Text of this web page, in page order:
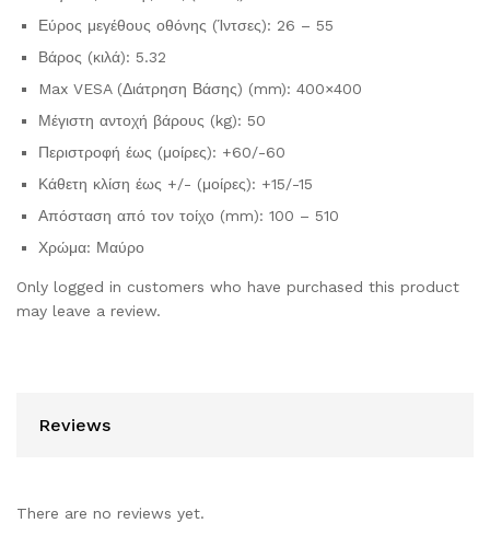
Εύρος μεγέθους οθόνης (Ίντσες): 26 – 55
Βάρος (κιλά): 5.32
Max VESA (Διάτρηση Βάσης) (mm): 400×400
Μέγιστη αντοχή βάρους (kg): 50
Περιστροφή έως (μοίρες): +60/-60
Κάθετη κλίση έως +/- (μοίρες): +15/-15
Απόσταση από τον τοίχο (mm): 100 – 510
Χρώμα: Μαύρο
Only logged in customers who have purchased this product
may leave a review.
Reviews
There are no reviews yet.